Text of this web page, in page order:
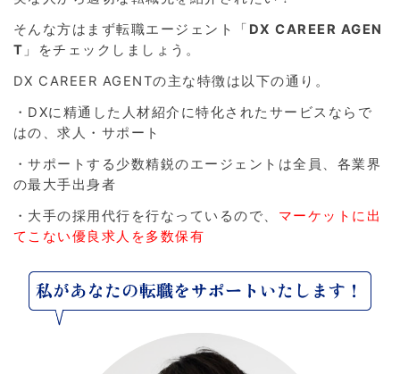
そんな方はまず転職エージェント「 DX CAREER AGEN
T 」をチェックしましょう。
DX CAREER AGENTの主な特徴は以下の通り。
・DXに精通した人材紹介に特化されたサービスならで
はの、求人・サポート
・サポートする少数精鋭のエージェントは全員、各業界
の最大手出身者
・大手の採用代行を行なっているので、 マーケットに出
てこない優良求人を多数保有